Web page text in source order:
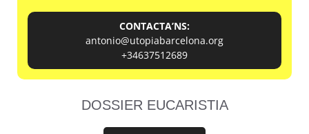
CONTACTA’NS:
antonio@utopiabarcelona.org
+34637512689
DOSSIER EUCARISTIA